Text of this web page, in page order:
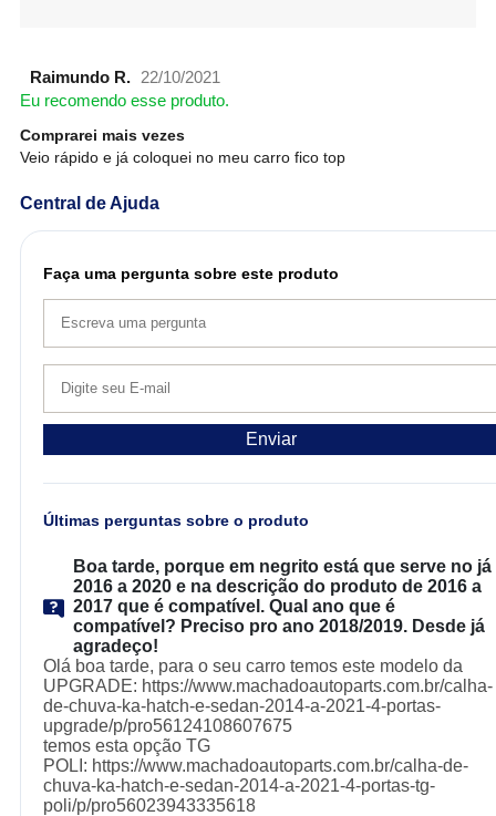
Raimundo R.
22/10/2021
Eu recomendo esse produto.
Comprarei mais vezes
Veio rápido e já coloquei no meu carro fico top
Central de Ajuda
Faça uma pergunta sobre este produto
Enviar
Últimas perguntas sobre o produto
Boa tarde, porque em negrito está que serve no j
2016 a 2020 e na descrição do produto de 2016 a
2017 que é compatível. Qual ano que é
compatível? Preciso pro ano 2018/2019. Desde j
agradeço!
Olá boa tarde, para o seu carro temos este modelo da
UPGRADE: https://www.machadoautoparts.com.br/calha-
de-chuva-ka-hatch-e-sedan-2014-a-2021-4-portas-
upgrade/p/pro56124108607675
temos esta opção TG
POLI: https://www.machadoautoparts.com.br/calha-de-
chuva-ka-hatch-e-sedan-2014-a-2021-4-portas-tg-
poli/p/pro56023943335618